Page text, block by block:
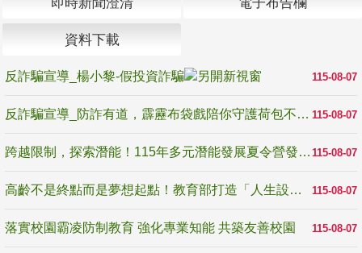
資料下載
115-08-07
反詐騙宣導_楊小黎-假投資詐騙
115-08-07
反詐騙宣導_防詐有道，霹靂布袋戲陪你守護荷包不受騙
115-08-07
跨越限制，探索潛能！115年多元潛能發展夏令營發掘生命無限可能
115-08-07
高齡不是終點而是夢想起點！教育部打造「人生設計夢工場」 參展第3屆高齡健康產業博覽會
115-08-07
落實校園霸凌防制教育 強化專業知能 共築友善校園